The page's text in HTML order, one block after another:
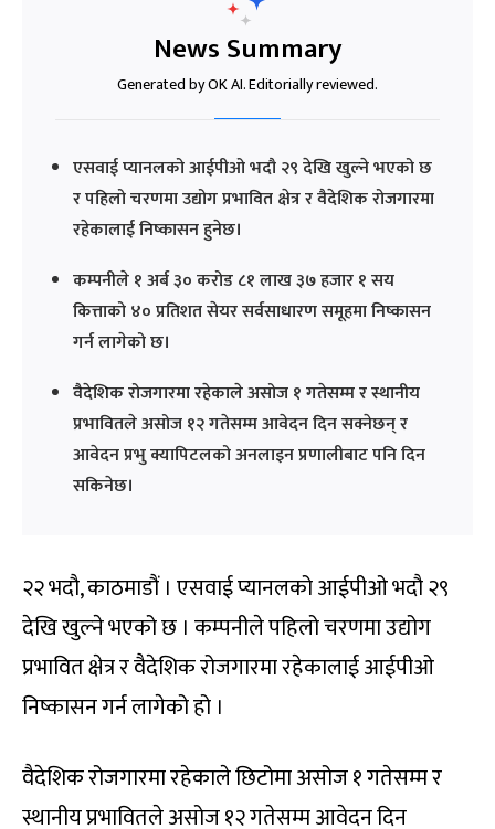
News Summary
Generated by OK AI. Editorially reviewed.
एसवाई प्यानलको आईपीओ भदौ २९ देखि खुल्ने भएको छ
र पहिलो चरणमा उद्योग प्रभावित क्षेत्र र वैदेशिक रोजगारमा
रहेकालाई निष्कासन हुनेछ।
कम्पनीले १ अर्ब ३० करोड ८१ लाख ३७ हजार १ सय
कित्ताको ४० प्रतिशत सेयर सर्वसाधारण समूहमा निष्कासन
गर्न लागेको छ।
वैदेशिक रोजगारमा रहेकाले असोज १ गतेसम्म र स्थानीय
प्रभावितले असोज १२ गतेसम्म आवेदन दिन सक्नेछन् र
आवेदन प्रभु क्यापिटलको अनलाइन प्रणालीबाट पनि दिन
सकिनेछ।
२२ भदौ, काठमाडौं । एसवाई प्यानलको आईपीओ भदौ २९
देखि खुल्ने भएको छ । कम्पनीले पहिलो चरणमा उद्योग
प्रभावित क्षेत्र र वैदेशिक रोजगारमा रहेकालाई आईपीओ
निष्कासन गर्न लागेको हो ।
वैदेशिक रोजगारमा रहेकाले छिटोमा असोज १ गतेसम्म र
स्थानीय प्रभावितले असोज १२ गतेसम्म आवेदन दिन